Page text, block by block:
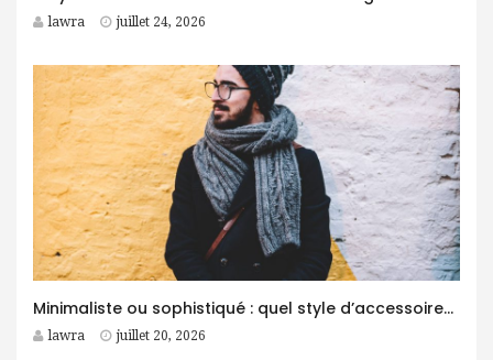
lawra juillet 24, 2026
Minimaliste ou sophistiqué : quel style d’accessoires homme choisir ?
lawra juillet 20, 2026